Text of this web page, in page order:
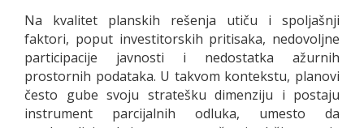
Na kvalitet planskih rešenja utiču i spoljašnji
faktori, poput investitorskih pritisaka, nedovoljne
participacije javnosti i nedostatka ažurnih
prostornih podataka. U takvom kontekstu, planovi
često gube svoju stratešku dimenziju i postaju
instrument parcijalnih odluka, umesto da